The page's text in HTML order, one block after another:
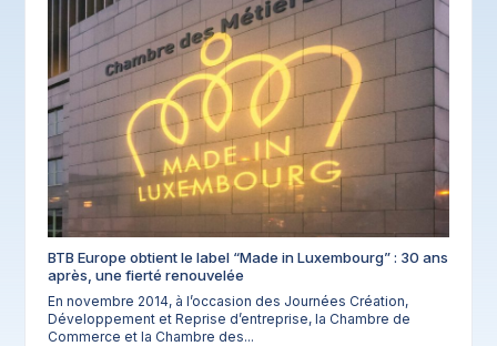
BTB Europe obtient le label “Made in Luxembourg” : 30 ans
après, une fierté renouvelée
En novembre 2014, à l’occasion des Journées Création,
Développement et Reprise d’entreprise, la Chambre de
Commerce et la Chambre des...